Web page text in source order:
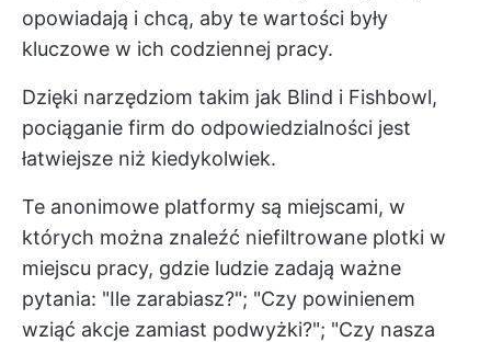
opowiadają i chcą, aby te wartości były
kluczowe w ich codziennej pracy.
Dzięki narzędziom takim jak Blind i Fishbowl,
pociąganie firm do odpowiedzialności jest
łatwiejsze niż kiedykolwiek.
Te anonimowe platformy są miejscami, w
których można znaleźć niefiltrowane plotki w
miejscu pracy, gdzie ludzie zadają ważne
pytania: "Ile zarabiasz?"; "Czy powinienem
wziąć akcje zamiast podwyżki?"; "Czy nasza